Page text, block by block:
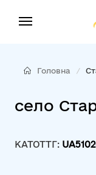
Головна
село
КАТОТТГ: